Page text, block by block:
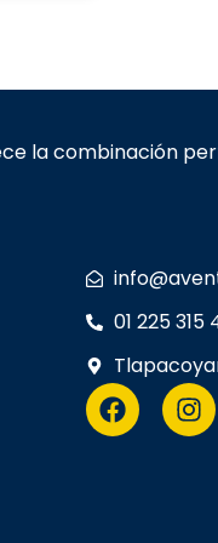
la combinación
01 225 315